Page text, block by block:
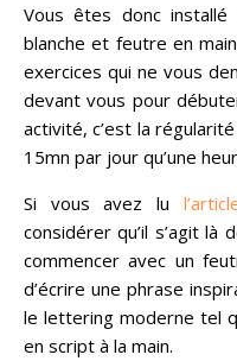
Vous êtes donc
blanche et feutre en
exercices qui ne vous
devant vous pour
activité, c’est la
15mn par jour qu’une
Si vous avez lu
considérer qu’il s’agit là
commencer avec un
d’écrire une phrase
le lettering moderne tel
en script à la main.